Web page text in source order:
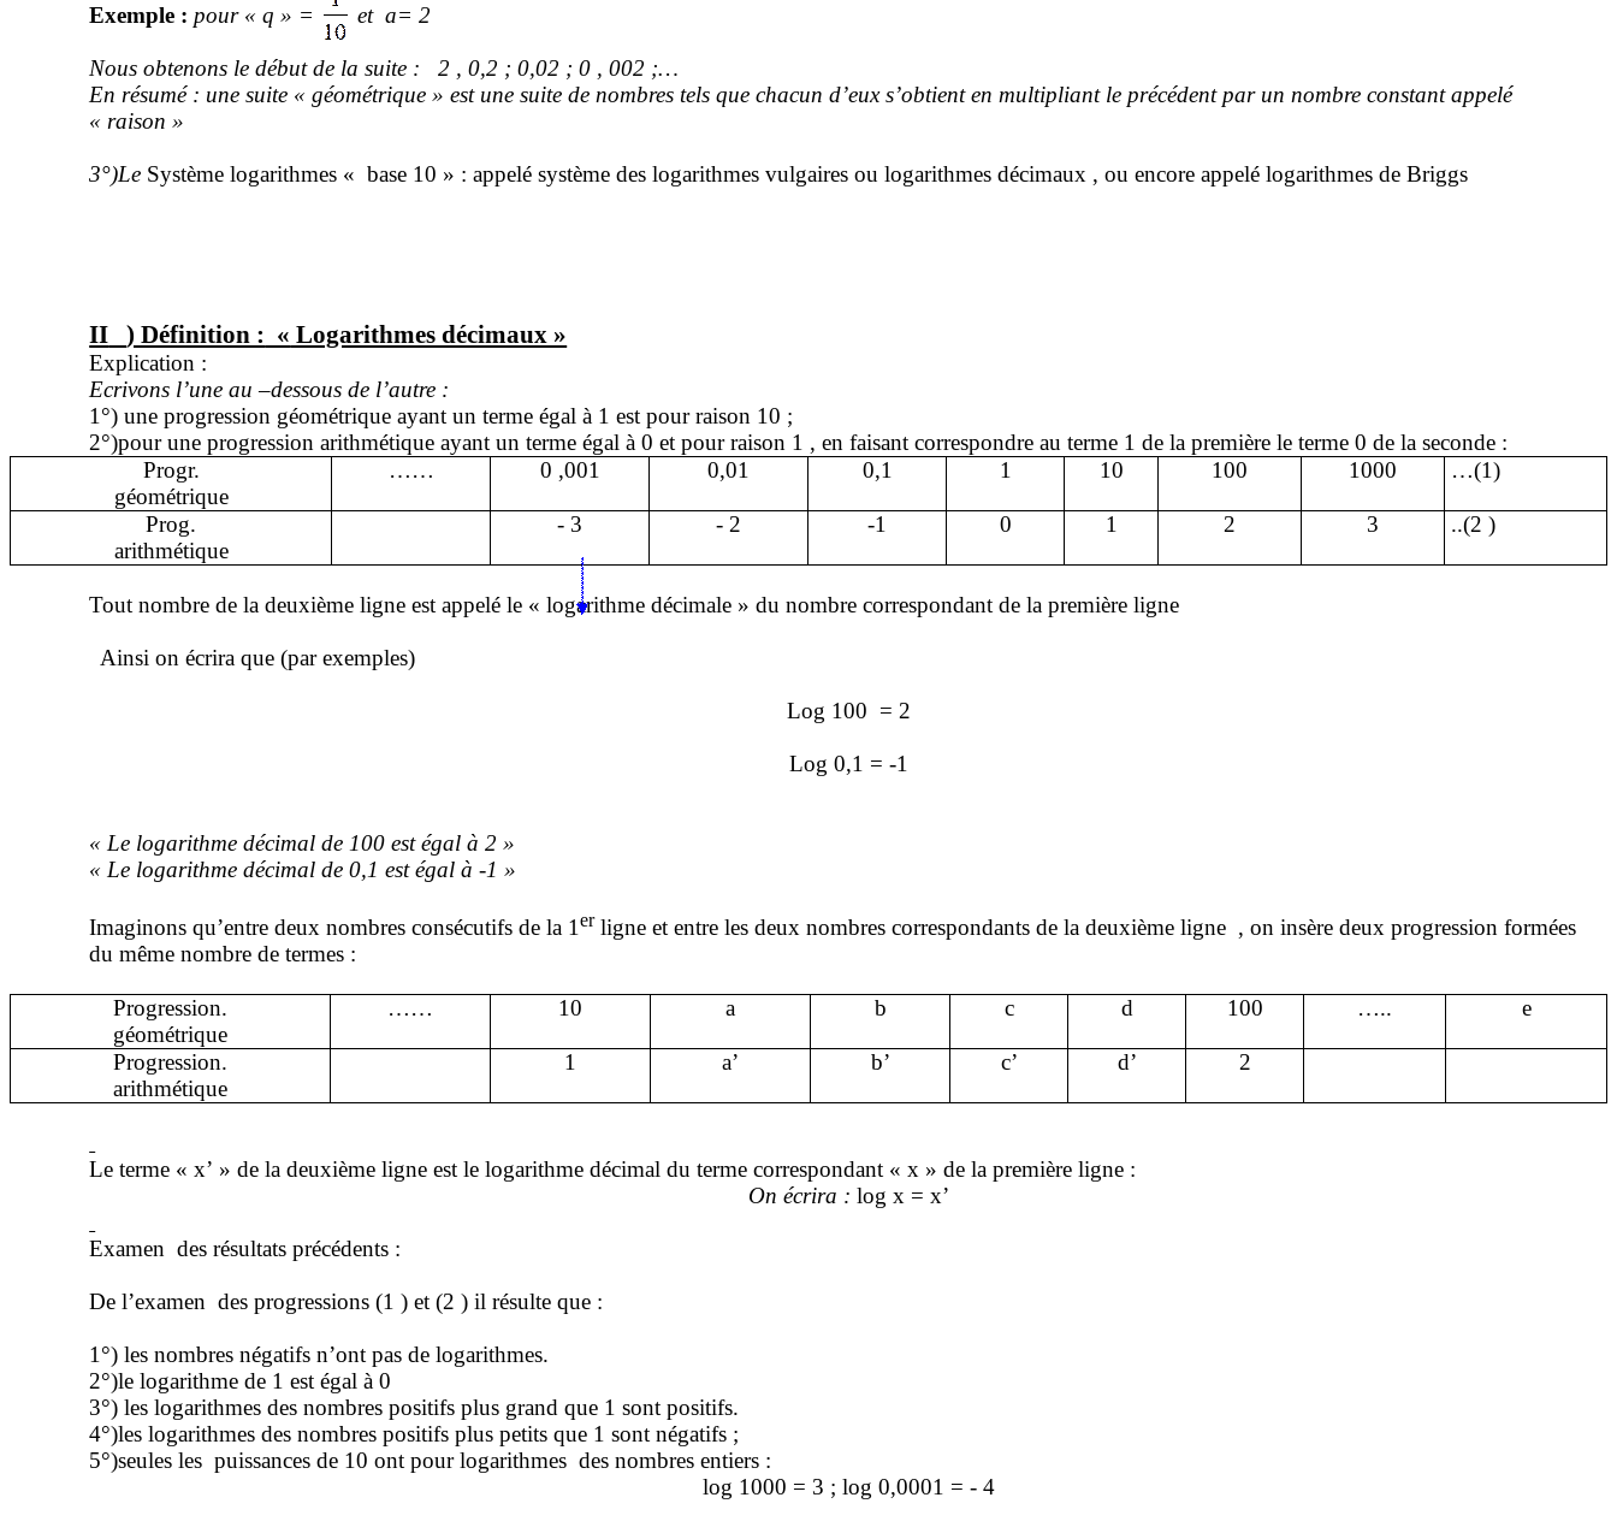
Exemple : pour « q » = et a= 2
Nous obtenons le début de la suite : 2 , 0,2 ; 0,02 ; 0 , 002 ;…
En résumé : une suite « géométrique » est une suite de nombres tels que chacun d’eux s’obtient en multipliant le précédent par un nombre constant appelé
« raison »
3°)Le Système logarithmes « base 10 » : appelé système des logarithmes vulgaires ou logarithmes décimaux , ou encore appelé logarithmes de Briggs
II ) Définition : « Logarithmes décimaux »
Explication :
Ecrivons l’une au –dessous de l’autre :
1°) une progression géométrique ayant un terme égal à 1 est pour raison 10 ;
2°)pourune progression arithmétique ayant un terme égal à 0 et pour raison 1 , en faisant correspondre au terme 1 de la première le terme 0 de la seconde :
Progr.
géométrique
…… 0 ,001 0,01 0,1 1 10 100 1000 …(1)
Prog.
arithmétique
- 3 - 2 -1 0 1 2 3 ..(2 )
Tout nombre de la deuxième ligne est appelé le « logarithme décimale » du nombre correspondant de la première ligne
Ainsi on écrira que (par exemples)
Log 100 = 2
Log 0,1 = -1
« Le logarithme décimal de 100 est égal à 2 »
« Le logarithme décimal de 0,1 est égalà -1 »
Imaginons qu’entre deux nombres consécutifs de la 1erligne et entre les deux nombres correspondants de la deuxièmeligne , on insère deux progression formées
du même nombre de termes :
Progression.
géométrique
…… 10 a b c d 100 ….. e
Progression.
arithmétique
1 a’ b’ c’ d’ 2
Le terme « x’ » de la deuxième ligne est le logarithme décimal du terme correspondant « x » de la première ligne :
On écrira : log x = x’
Examen des résultats précédents :
De l’examen des progressions (1 ) et (2 ) il résulte que :
1°) les nombres négatifs n’ont pas de logarithmes.
2°)le logarithme de 1 est égal à 0
3°) les logarithmes des nombres positifs plus grand que 1 sont positifs.
4°)les logarithmes des nombres positifs plus petits que 1 sont négatifs ;
5°)seules les puissances de 10 ont pour logarithmes des nombres entiers :
log 1000 = 3 ; log 0,0001 = - 4